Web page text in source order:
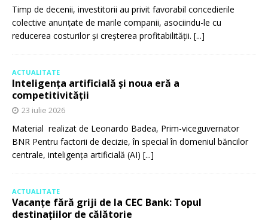
Timp de decenii, investitorii au privit favorabil concedierile
colective anunțate de marile companii, asociindu-le cu
reducerea costurilor și creșterea profitabilității. [...]
ACTUALITATE
Inteligența artificială și noua eră a
competitivității
23 iulie 2026
Material realizat de Leonardo Badea, Prim-viceguvernator
BNR Pentru factorii de decizie, în special în domeniul băncilor
centrale, inteligența artificială (AI) [...]
ACTUALITATE
Vacanțe fără griji de la CEC Bank: Topul
destinațiilor de călătorie